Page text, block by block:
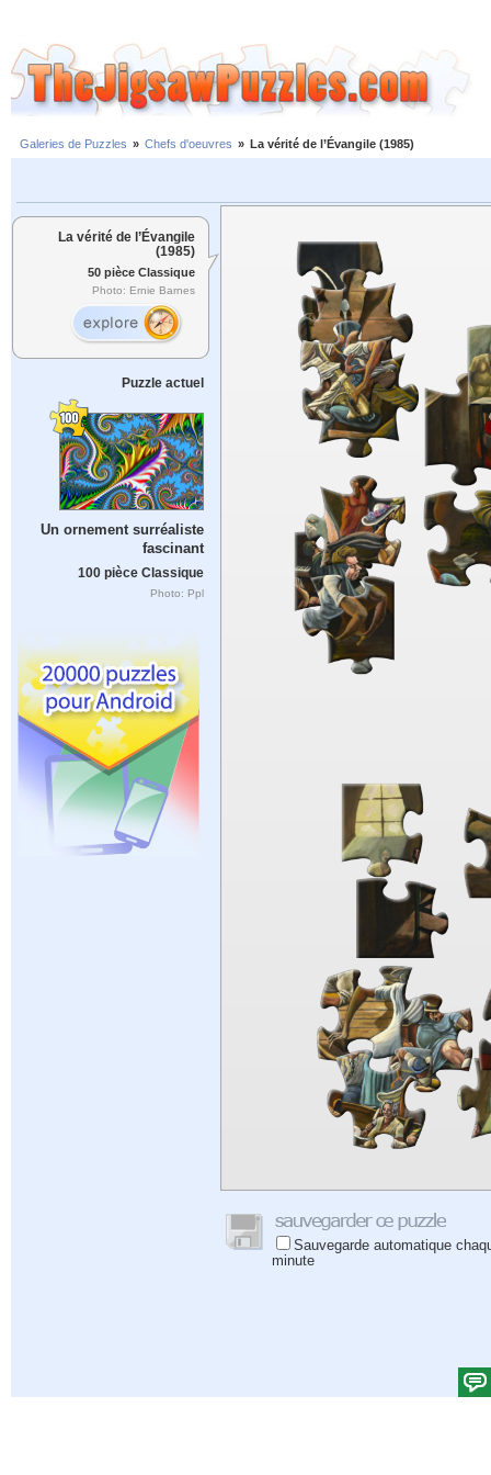
Galeries de Puzzles » Chefs d'oeuvres » La vérité de l’Évangile (1985)
La vérité de l’Évangile
(1985)
50 pièce Classique
Photo: Ernie Barnes
Puzzle actuel
Un ornement surréaliste
fascinant
100 pièce Classique
Photo: Ppl
Sauvegarde automatique
minute